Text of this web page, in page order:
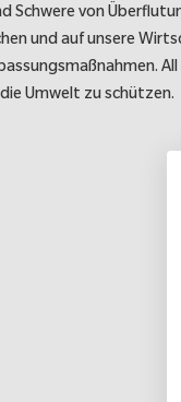
Schwere von
und auf unsere
Umwelt zu schützen.